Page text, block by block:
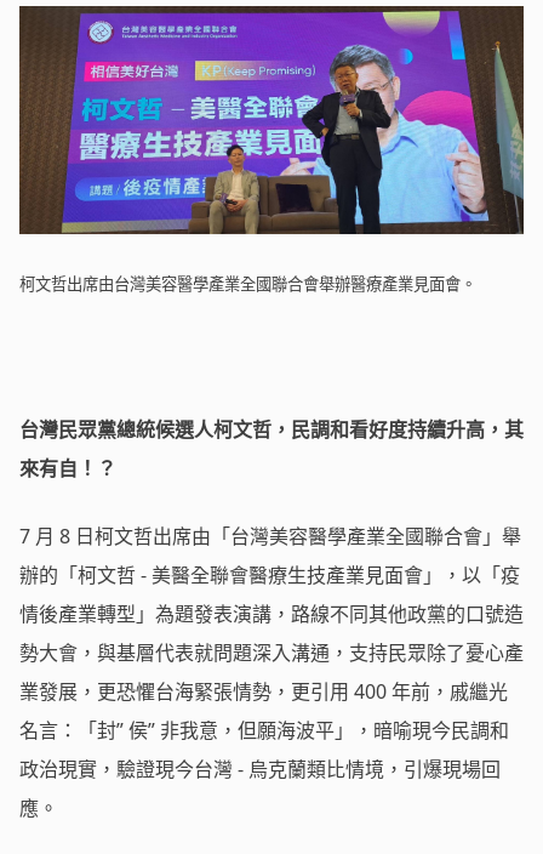
柯文哲出席由台灣美容醫學產業全國聯合會舉辦醫療產業見面會。
台灣民眾黨總統候選人柯文哲，民調和看好度持續升高，其
來有自！？
7 月 8 日柯文哲出席由「台灣美容醫學產業全國聯合會」舉
辦的「柯文哲 - 美醫全聯會醫療生技產業見面會」，以「疫
情後產業轉型」為題發表演講，路線不同其他政黨的口號造
勢大會，與基層代表就問題深入溝通，支持民眾除了憂心產
業發展，更恐懼台海緊張情勢，更引用 400 年前，戚繼光
名言：「封” 侯” 非我意，但願海波平」，暗喻現今民調和
政治現實，驗證現今台灣 - 烏克蘭類比情境，引爆現場回
應。